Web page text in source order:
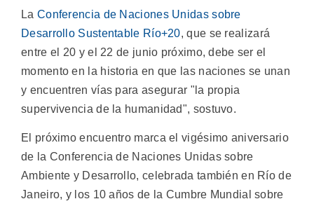
La Conferencia de Naciones Unidas sobre
Desarrollo Sustentable Río+20, que se realizará
entre el 20 y el 22 de junio próximo, debe ser el
momento en la historia en que las naciones se unan
y encuentren vías para asegurar "la propia
supervivencia de la humanidad", sostuvo.
El próximo encuentro marca el vigésimo aniversario
de la Conferencia de Naciones Unidas sobre
Ambiente y Desarrollo, celebrada también en Río de
Janeiro, y los 10 años de la Cumbre Mundial sobre